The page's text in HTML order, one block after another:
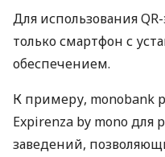
Для использования
только смартфон с
обеспечением.
К примеру, monobank
Expirenza by mono для
заведений,